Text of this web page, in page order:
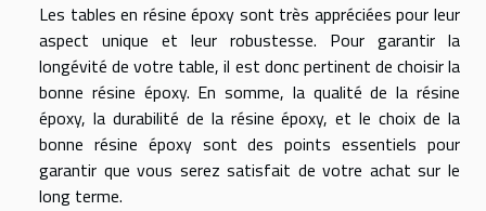
Les tables en résine époxy sont très appréciées pour leur
aspect unique et leur robustesse. Pour garantir la
longévité de votre table, il est donc pertinent de choisir la
bonne résine époxy. En somme, la qualité de la résine
époxy, la durabilité de la résine époxy, et le choix de la
bonne résine époxy sont des points essentiels pour
garantir que vous serez satisfait de votre achat sur le
long terme.